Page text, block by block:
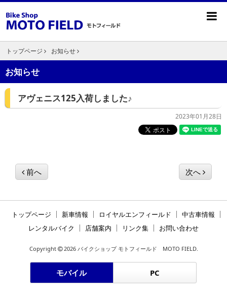
トップページ お知らせ
お知らせ
アヴェニス125入荷しました♪
2023年01月28日
前へ 次へ
トップページ 新車情報 ロイヤルエンフィールド
中古車情報
レンタルバイク
店舗案内 リンク集 お問い合わせ
Copyright 2026 バイクショップ モトフィールド MOTO FIELD.
モバイル PC